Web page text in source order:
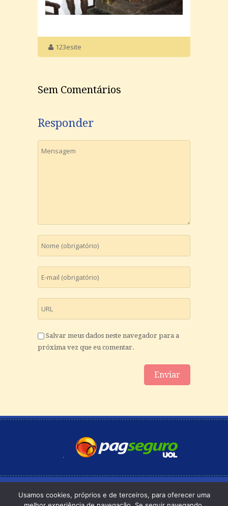
123esite
Sem Comentários
Responder
Salvar meus dados neste navegador para a
próxima vez que eu comentar.
Usamos cookies, próprios e de terceiros, para oferecer uma